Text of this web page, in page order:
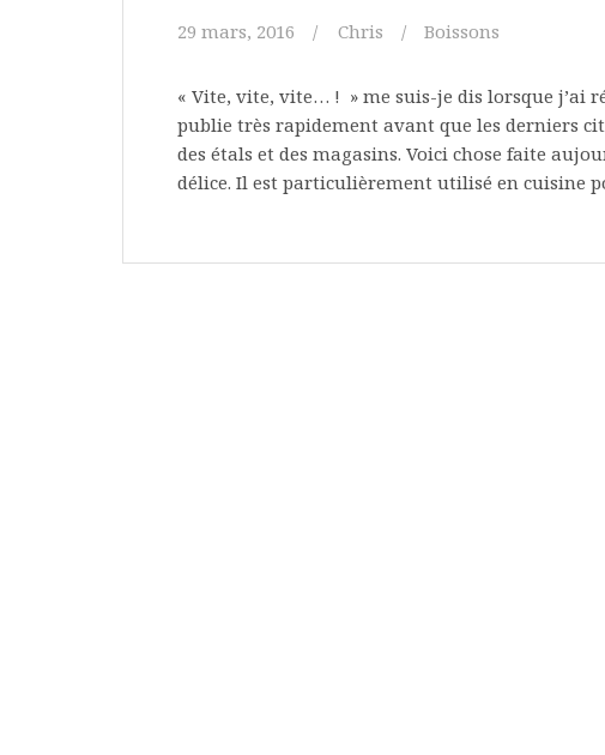
29 mars, 2016 Chris Boissons
« Vite, vite, vite… ! » me suis-je dis lorsque j’ai
publie très rapidement avant que les derniers
des étals et des magasins. Voici chose faite
délice. Il est particulièrement utilisé en cuisine